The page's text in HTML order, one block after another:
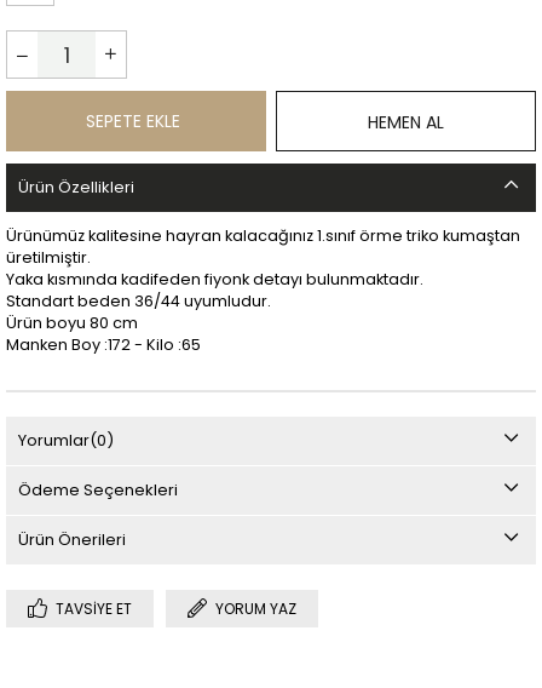
Ürün Özellikleri
Ürünümüz kalitesine hayran kalacağınız 1.sınıf örme triko kumaştan
üretilmiştir.
Yaka kısmında kadifeden fiyonk detayı bulunmaktadır.
Standart beden 36/44 uyumludur.
Ürün boyu 80 cm
Manken Boy :172 - Kilo :65
Yorumlar(0)
Ödeme Seçenekleri
Ürün Önerileri
TAVSIYE ET YORUM YAZ